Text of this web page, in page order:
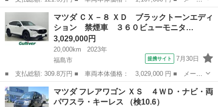
ー名： マツダ ■ 車種名： アクセラ ■ グレード名： ４ＷＤ１
５Ｓ 純正 ＳＤナビ／ＥＴＣ／ＥＢＤ付ＡＢＳ／横滑り防止装置／
アイドリ...
福島 郡山市 その他
マツダ ＣＸ－８ ＸＤ ブラックトーンエディ
ション 禁煙車 ３６０ビューモニタ…
3,029,000円
20,000km
2023年
福島市
提携サイト 7月30日
■ 支払総額: 309.8万円 ■ 車両本体価格： 3,029,000 円 ■ メーカ
ー名： マツダ ■ 車種名： ＣＸ－８ ■ グレード名： ＸＤ ブ
ラックトーンエディション 禁煙車 ３６０ビューモニター ＢＳ
Ｍ ＨＵＤ...
福島 福島市 マツダ
マツダ フレアワゴン ＸＳ ４ＷＤ・ナビ・両
パワスラ・キーレス （検10.6）